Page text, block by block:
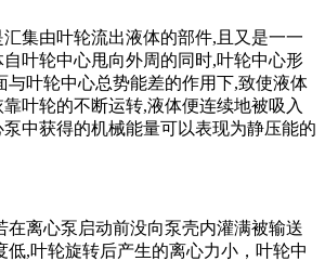
集由叶轮流出液体的部件,且又是一一
叶轮中心甩向外周的同时,叶轮中心形
与叶轮中心总势能差的作用下,致使液体
叶轮的不断运转,液体便连续地被吸入
中获得的机械能量可以表现为静压能的
在离心泵启动前没向泵壳内灌满被输送
低,叶轮旋转后产生的离心力小，叶轮中